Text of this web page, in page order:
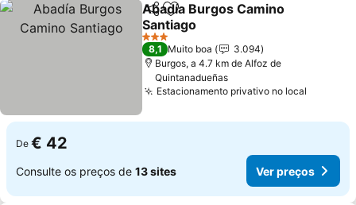
PartilharAdicionar aos favoritos
Abadía Burgos Camino
Santiago
Ver preços
3 Estrelas
8,1 Muito boa
3.094
Burgos, a 4.7 km de Alfoz de
Quintanadueñas
Estacionamento privativo no local
De € 42
Consulte os preços de 13 sites Ver preços